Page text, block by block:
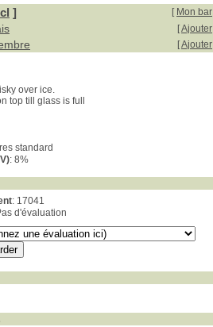
cl ] [ Mon bar
[Ajouter
[Ajouter
over ice.
top till glass is full
standard
: 8%
: 17041
d'évaluation